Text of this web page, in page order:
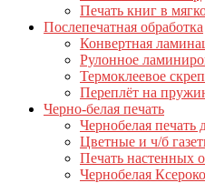
Печать книг в
Послепечатная обработка
Конвертная
Рулонное
Термоклеевое
Переплёт на
Черно-белая печать
Чернобелая
Цветные и ч/б
Печать настенных
Чернобелая